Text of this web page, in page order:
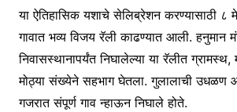
या ऐतिहासिक यशाचे सेलिब्रेशन करण्यासाठी ८
गावात भव्य विजय रॅली काढण्यात आली. हनुमान
निवासस्थानापर्यंत निघालेल्या या रॅलीत
मोठ्या संख्येने सहभाग घेतला. गुलालाची उधळण
गजरात संपूर्ण गाव न्हाऊन निघाले होते.